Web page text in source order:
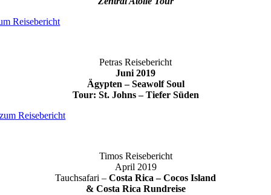
Reisebericht
Petras Reisebericht
Juni 2019
Ägypten – Seawolf Soul
Tour: St. Johns – Tiefer Süden
zum Reisebericht
Timos Reisebericht
April 2019
Tauchsafari – Costa Rica – Cocos Island
& Costa Rica Rundreise